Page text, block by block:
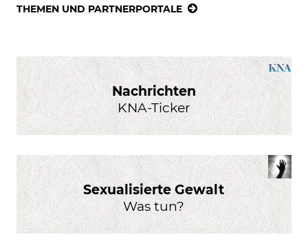
THEMEN UND PARTNERPORTALE
Nachrichten
KNA-Ticker
Sexualisierte Gewalt
Was tun?